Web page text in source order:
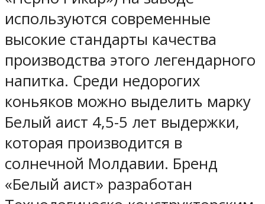
используются современные
высокие стандарты качества
производства этого легендарного
напитка. Среди недорогих
коньяков можно выделить марку
Белый аист 4,5-5 лет выдержки,
которая производится в
солнечной Молдавии. Бренд
«Белый аист» разработан